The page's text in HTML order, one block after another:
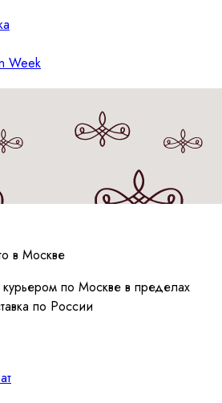
Week
обработки данных
в Москве
по Москве в пределах
по России